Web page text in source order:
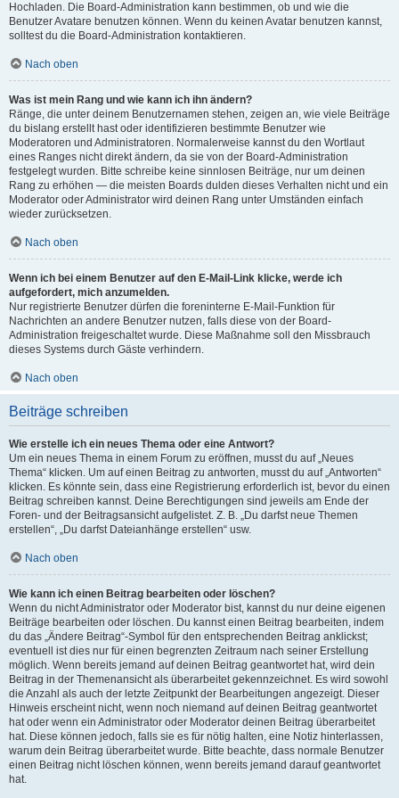
Hochladen. Die Board-Administration kann bestimmen, ob und wie die
Benutzer Avatare benutzen können. Wenn du keinen Avatar benutzen kannst,
solltest du die Board-Administration kontaktieren.
Nach oben
Was ist mein Rang und wie kann ich ihn ändern?
Ränge, die unter deinem Benutzernamen stehen, zeigen an, wie viele Beiträge
du bislang erstellt hast oder identifizieren bestimmte Benutzer wie
Moderatoren und Administratoren. Normalerweise kannst du den Wortlaut
eines Ranges nicht direkt ändern, da sie von der Board-Administration
festgelegt wurden. Bitte schreibe keine sinnlosen Beiträge, nur um deinen
Rang zu erhöhen — die meisten Boards dulden dieses Verhalten nicht und ein
Moderator oder Administrator wird deinen Rang unter Umständen einfach
wieder zurücksetzen.
Nach oben
Wenn ich bei einem Benutzer auf den E-Mail-Link klicke, werde ich
aufgefordert, mich anzumelden.
Nur registrierte Benutzer dürfen die foreninterne E-Mail-Funktion für
Nachrichten an andere Benutzer nutzen, falls diese von der Board-
Administration freigeschaltet wurde. Diese Maßnahme soll den Missbrauch
dieses Systems durch Gäste verhindern.
Nach oben
Beiträge schreiben
Wie erstelle ich ein neues Thema oder eine Antwort?
Um ein neues Thema in einem Forum zu eröffnen, musst du auf „Neues
Thema“ klicken. Um auf einen Beitrag zu antworten, musst du auf „Antworten“
klicken. Es könnte sein, dass eine Registrierung erforderlich ist, bevor du einen
Beitrag schreiben kannst. Deine Berechtigungen sind jeweils am Ende der
Foren- und der Beitragsansicht aufgelistet. Z. B. „Du darfst neue Themen
erstellen“, „Du darfst Dateianhänge erstellen“ usw.
Nach oben
Wie kann ich einen Beitrag bearbeiten oder löschen?
Wenn du nicht Administrator oder Moderator bist, kannst du nur deine eigenen
Beiträge bearbeiten oder löschen. Du kannst einen Beitrag bearbeiten, indem
du das „Ändere Beitrag“-Symbol für den entsprechenden Beitrag anklickst;
eventuell ist dies nur für einen begrenzten Zeitraum nach seiner Erstellung
möglich. Wenn bereits jemand auf deinen Beitrag geantwortet hat, wird dein
Beitrag in der Themenansicht als überarbeitet gekennzeichnet. Es wird sowohl
die Anzahl als auch der letzte Zeitpunkt der Bearbeitungen angezeigt. Dieser
Hinweis erscheint nicht, wenn noch niemand auf deinen Beitrag geantwortet
hat oder wenn ein Administrator oder Moderator deinen Beitrag überarbeitet
hat. Diese können jedoch, falls sie es für nötig halten, eine Notiz hinterlassen,
warum dein Beitrag überarbeitet wurde. Bitte beachte, dass normale Benutzer
einen Beitrag nicht löschen können, wenn bereits jemand darauf geantwortet
hat.